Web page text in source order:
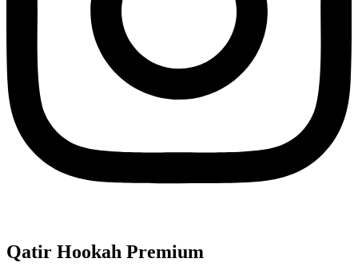
Qatir Hookah Premium